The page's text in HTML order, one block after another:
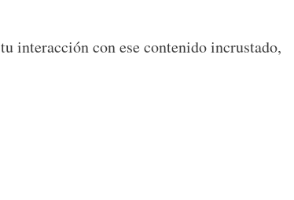
interacción con ese contenido incrustado,